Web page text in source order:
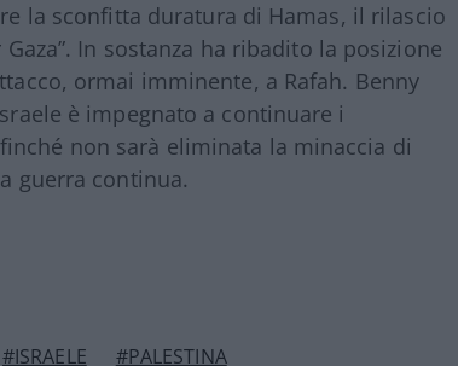
la sconfitta duratura di Hamas, il rilascio
In sostanza ha ribadito la posizione
ormai imminente, a Rafah. Benny
è impegnato a continuare i
non sarà eliminata la minaccia di
guerra continua.
#ISRAELE #PALESTINA